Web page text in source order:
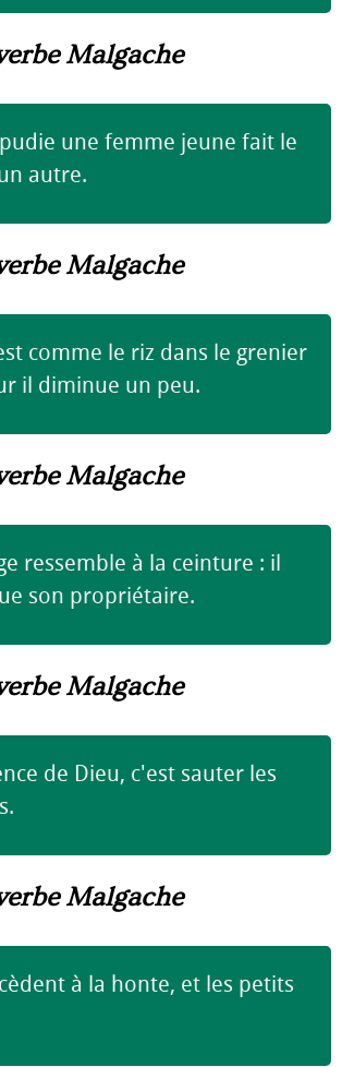
Malgache
une femme jeune fait le
autre.
Malgache
comme le riz dans le grenier
il diminue un peu.
Malgache
ressemble à la ceinture : il
son propriétaire.
Malgache
de Dieu, c'est sauter les
Malgache
à la honte, et les petits